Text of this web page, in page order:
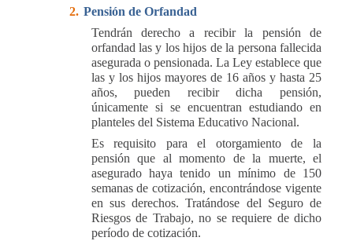
2. Pensión de Orfandad
Tendrán derecho a recibir la pensión de
orfandad las y los hijos de la persona fallecida
asegurada o pensionada. La Ley establece que
las y los hijos mayores de 16 años y hasta 25
años, pueden recibir dicha pensión,
únicamente si se encuentran estudiando en
planteles del Sistema Educativo Nacional.
Es requisito para el otorgamiento de la
pensión que al momento de la muerte, el
asegurado haya tenido un mínimo de 150
semanas de cotización, encontrándose vigente
en sus derechos. Tratándose del Seguro de
Riesgos de Trabajo, no se requiere de dicho
período de cotización.